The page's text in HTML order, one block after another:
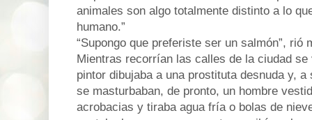
animales son algo totalmente distinto a lo
humano.”
“Supongo que preferiste ser un salmón”, rió
Mientras recorrían las calles de la ciudad
pintor dibujaba a una prostituta desnuda y,
se masturbaban, de pronto, un hombre
acrobacias y tiraba agua fría o bolas de